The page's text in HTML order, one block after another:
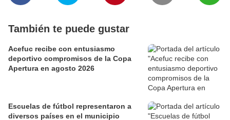
También te puede gustar
Acefuc recibe con entusiasmo
deportivo compromisos de la Copa
Apertura en agosto 2026
Escuelas de fútbol representaron a
diversos países en el municipio